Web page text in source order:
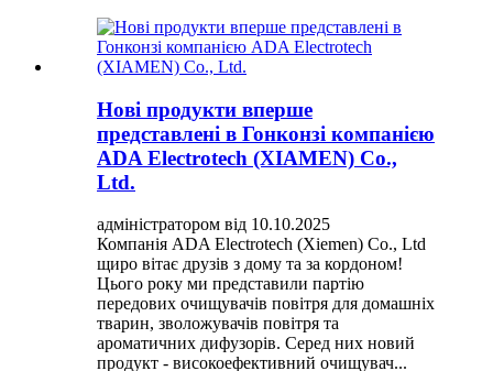
Нові продукти вперше
представлені в Гонконзі компанією
ADA Electrotech (XIAMEN) Co.,
Ltd.
адміністратором від 10.10.2025
Компанія ADA Electrotech (Xiemen) Co., Ltd
щиро вітає друзів з дому та за кордоном!
Цього року ми представили партію
передових очищувачів повітря для домашніх
тварин, зволожувачів повітря та
ароматичних дифузорів. Серед них новий
продукт - високоефективний очищувач...